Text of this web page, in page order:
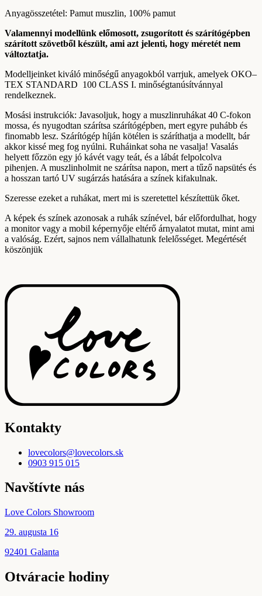
Anyagösszetétel: Pamut muszlin, 100% pamut
Valamennyi modellünk előmosott, zsugorított és szárítógépben
szárított szövetből készült, ami azt jelenti, hogy méretét nem
változtatja.
Modelljeinket kiváló minőségű anyagokból varrjuk, amelyek OKO–
TEX STANDARD 100 CLASS I. minőségtanúsítvánnyal
rendelkeznek.
Mosási instrukciók: Javasoljuk, hogy a muszlinruhákat 40 C-fokon
mossa, és nyugodtan szárítsa szárítógépben, mert egyre puhább és
finomabb lesz. Szárítógép híján kötélen is száríthatja a modellt, bár
akkor kissé meg fog nyúlni. Ruháinkat soha ne vasalja! Vasalás
helyett főzzön egy jó kávét vagy teát, és a lábát felpolcolva
pihenjen. A muszlinholmit ne szárítsa napon, mert a tűző napsütés és
a hosszan tartó UV sugárzás hatására a színek kifakulnak.
Szeresse ezeket a ruhákat, mert mi is szeretettel készítettük őket.
A képek és színek azonosak a ruhák színével, bár előfordulhat, hogy
a monitor vagy a mobil képernyője eltérő árnyalatot mutat, mint ami
a valóság. Ezért, sajnos nem vállalhatunk felelősséget. Megértését
köszönjük
Kontakty
lovecolors@lovecolors.sk
0903 915 015
Navštívte nás
Love Colors Showroom
29. augusta 16
92401 Galanta
Otváracie hodiny